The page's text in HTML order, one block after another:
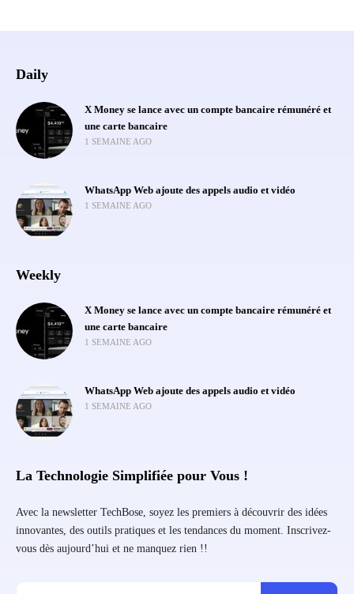
Daily
X Money se lance avec un compte bancaire rémunéré et
une carte bancaire
1 SEMAINE AGO
WhatsApp Web ajoute des appels audio et vidéo
1 SEMAINE AGO
Weekly
X Money se lance avec un compte bancaire rémunéré et
une carte bancaire
1 SEMAINE AGO
WhatsApp Web ajoute des appels audio et vidéo
1 SEMAINE AGO
La Technologie Simplifiée pour Vous !
Avec la newsletter TechBose, soyez les premiers à découvrir des idées
innovantes, des outils pratiques et les tendances du moment. Inscrivez-
vous dès aujourd’hui et ne manquez rien !!